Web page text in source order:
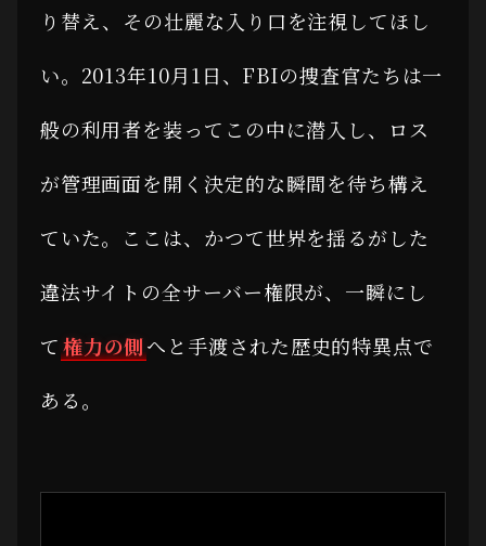
り替え、その壮麗な入り口を注視してほし
い。2013年10月1日、FBIの捜査官たちは一
般の利用者を装ってこの中に潜入し、ロス
が管理画面を開く決定的な瞬間を待ち構え
ていた。ここは、かつて世界を揺るがした
違法サイトの全サーバー権限が、一瞬にし
て権力の側へと手渡された歴史的特異点で
ある。